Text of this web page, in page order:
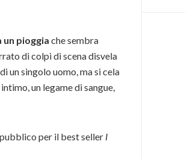
un pioggia che sembra
di colpi di scena disvela
un singolo uomo, ma si cela
un legame di sangue,
per il best seller I